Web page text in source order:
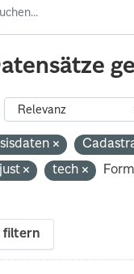
just tech
filtern